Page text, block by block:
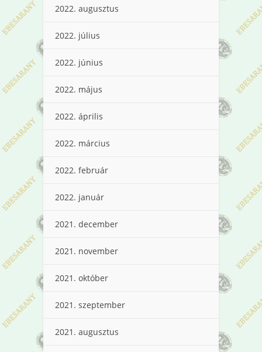
2022. augusztus
2022. július
2022. június
2022. május
2022. április
2022. március
2022. február
2022. január
2021. december
2021. november
2021. október
2021. szeptember
2021. augusztus